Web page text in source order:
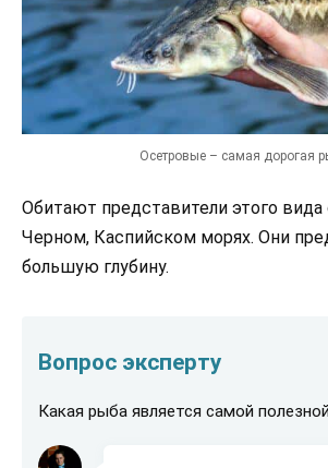
Осетровые – самая дорогая
Обитают представители этого
Черном, Каспийском морях. Они
большую глубину.
Вопрос эксперту
Какая рыба является самой